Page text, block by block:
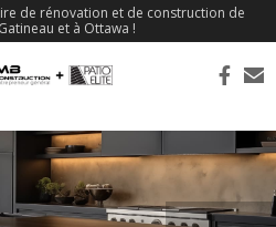
de rénovation et de construction de
et à Ottawa !